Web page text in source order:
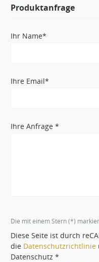
Produktanfrage
Ihr Name*
Ihre Email*
Ihre Anfrage *
Die mit einem Stern (*)
Diese Seite ist durch
die Datenschutzrichtlinie
Datenschutz *